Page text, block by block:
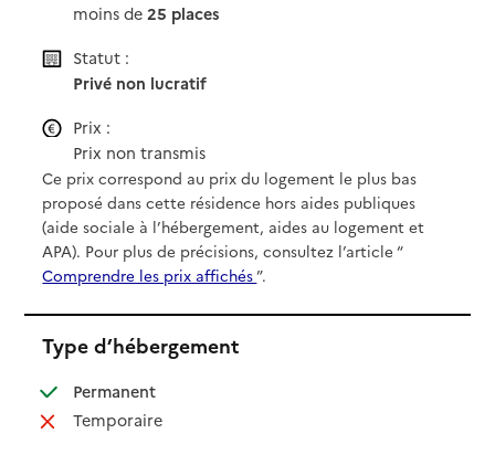
moins de25 places
Statut :
Privé non lucratif
Prix :
Prix non transmis
Ce prix correspond au prix du logement le plus bas
proposé dans cette résidence hors aides publiques
(aide sociale à l’hébergement, aides au logement et
APA). Pour plus de précisions, consultez l’article “
Comprendre les prix affichés”.
Type d’hébergement
Permanent: disponible
Temporaire: non disponible